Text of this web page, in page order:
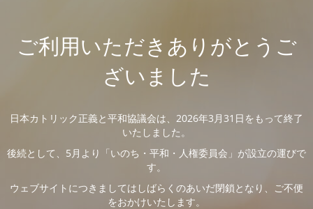
ご利用いただきありがとうご
ざいました
日本カトリック正義と平和協議会は、2026年3月31日をもって終了
いたしました。
後続として、5月より「いのち・平和・人権委員会」が設立の運びで
す。
ウェブサイトにつきましてはしばらくのあいだ閉鎖となり、ご不便
をおかけいたします。